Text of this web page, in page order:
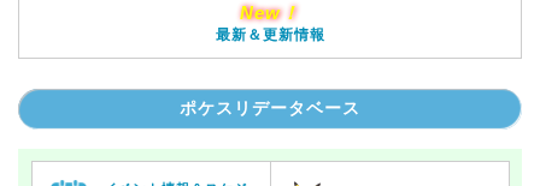
New！
最新＆更新情報
ポケスリデータベース